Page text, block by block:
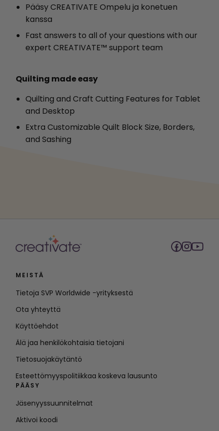
Pääsy CREATIVATE Ompelu ja konetuen
kanssa
Fast answers to all of your questions with our
expert CREATIVATE™ support team
Quilting made easy
Quilting and Craft Cutting Features for Tablet
and Desktop
Extra Customizable Quilt Block Size, Borders,
and Sashing
MEISTÄ
Tietoja SVP Worldwide -yrityksestä
Ota yhteyttä
Käyttöehdot
Älä jaa henkilökohtaisia tietojani
Tietosuojakäytäntö
Esteettömyyspolitiikkaa koskeva lausunto
PÄÄSY
Jäsenyyssuunnitelmat
Aktivoi koodi